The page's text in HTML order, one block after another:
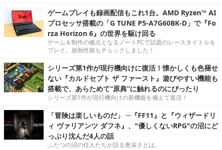
ゲームプレイも録画配信もこれ1台。AMD Ryzen™ AI
プロセッサ搭載の「G TUNE P5-A7G60BK-D」で『Fo
rza Horizon 6』の世界を駆け回る
ゲーム＆制作の拠点となるノートPCで話題のレースタイトルを
プレイ。放熱性能もチェックしました！
シリーズ第1作が現行機向けに復活！懐かしくも色褪せ
ない『カルドセプト ザ ファースト』遊びやすい機能も
搭載で、あらためて“原典”に触れるのにぴったり
シリーズ第1作が現行機向けの新機能を備えて復活！
「冒険は楽しいものだ」 ─『FF11』と『ウィザードリ
ィ ヴァリアンツ ダフネ』、"優しくないRPG"の沼にど
っぷり沈んだ4人の話
ふたつの沼の住人たちが語る奥深さとは。